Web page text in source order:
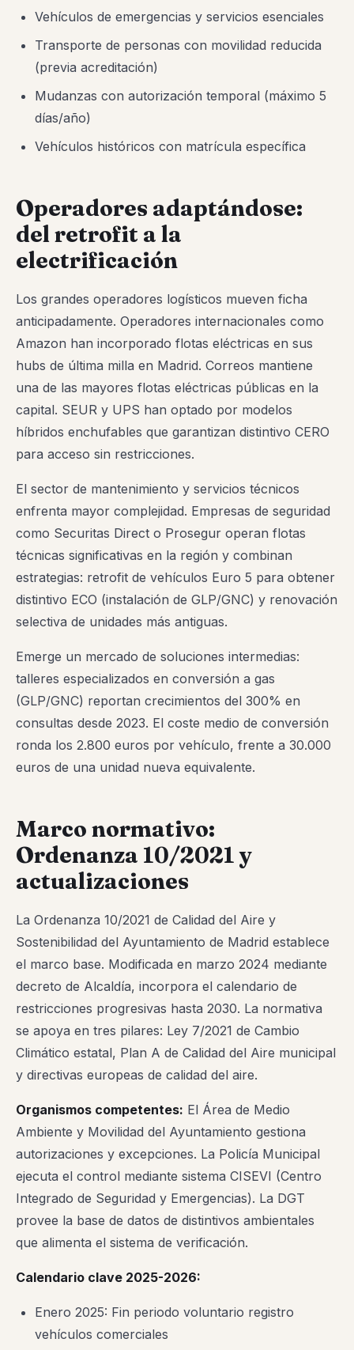
Vehículos de emergencias y servicios esenciales
Transporte de personas con movilidad reducida
(previa acreditación)
Mudanzas con autorización temporal (máximo 5
días/año)
Vehículos históricos con matrícula específica
Operadores adaptándose:
del retrofit a la
electrificación
Los grandes operadores logísticos mueven ficha
anticipadamente. Operadores internacionales como
Amazon han incorporado flotas eléctricas en sus
hubs de última milla en Madrid. Correos mantiene
una de las mayores flotas eléctricas públicas en la
capital. SEUR y UPS han optado por modelos
híbridos enchufables que garantizan distintivo CERO
para acceso sin restricciones.
El sector de mantenimiento y servicios técnicos
enfrenta mayor complejidad. Empresas de seguridad
como Securitas Direct o Prosegur operan flotas
técnicas significativas en la región y combinan
estrategias: retrofit de vehículos Euro 5 para obtener
distintivo ECO (instalación de GLP/GNC) y renovación
selectiva de unidades más antiguas.
Emerge un mercado de soluciones intermedias:
talleres especializados en conversión a gas
(GLP/GNC) reportan crecimientos del 300% en
consultas desde 2023. El coste medio de conversión
ronda los 2.800 euros por vehículo, frente a 30.000
euros de una unidad nueva equivalente.
Marco normativo:
Ordenanza 10/2021 y
actualizaciones
La Ordenanza 10/2021 de Calidad del Aire y
Sostenibilidad del Ayuntamiento de Madrid establece
el marco base. Modificada en marzo 2024 mediante
decreto de Alcaldía, incorpora el calendario de
restricciones progresivas hasta 2030. La normativa
se apoya en tres pilares: Ley 7/2021 de Cambio
Climático estatal, Plan A de Calidad del Aire municipal
y directivas europeas de calidad del aire.
Organismos competentes: El Área de Medio
Ambiente y Movilidad del Ayuntamiento gestiona
autorizaciones y excepciones. La Policía Municipal
ejecuta el control mediante sistema CISEVI (Centro
Integrado de Seguridad y Emergencias). La DGT
provee la base de datos de distintivos ambientales
que alimenta el sistema de verificación.
Calendario clave 2025-2026:
Enero 2025: Fin periodo voluntario registro
vehículos comerciales